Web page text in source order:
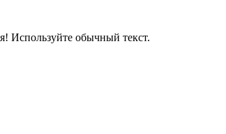
Используйте обычный текст.